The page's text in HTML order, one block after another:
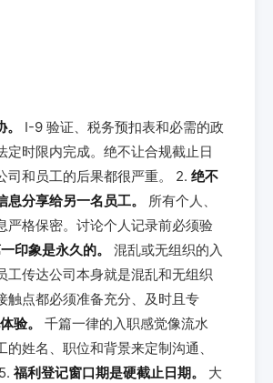
I-9 验证、税务预扣表和必需的政
定时限内完成。绝不让合规截止日
和员工的后果都很严重。 2. 绝不
分享给另一名员工。
所有个人、
严格保密。讨论个人记录前必须验
印象是永久的。
混乱或无组织的入
工传达公司本身就是混乱和无组织
触点都必须准备充分、及时且专
验。
千篇一律的入职感觉像流水
的姓名、职位和背景来定制沟通、
福利登记窗口期是硬截止日期。
大